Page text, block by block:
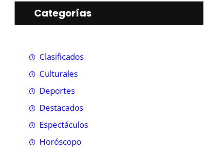
Categorías
Clasificados
Culturales
Deportes
Destacados
Espectáculos
Horóscopo